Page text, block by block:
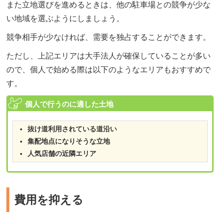
また立地選びを進めるときは、他の駐車場との競争が少な
い地域を選ぶようにしましょう。
競争相手が少なければ、需要を独占することができます。
ただし、上記エリアは大手法人が確保していることが多い
ので、個人で始める際は以下のようなエリアもおすすめで
す。
個人で行うのに適した土地
抜け道利用されている道沿い
集配地点になりそうな立地
人気店舗の近隣エリア
費用を抑える